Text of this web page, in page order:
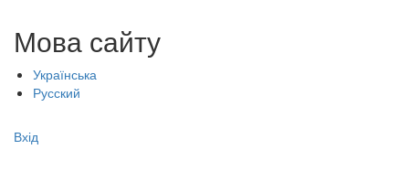
Мова сайту
Українська
Русский
Меню
Вхід